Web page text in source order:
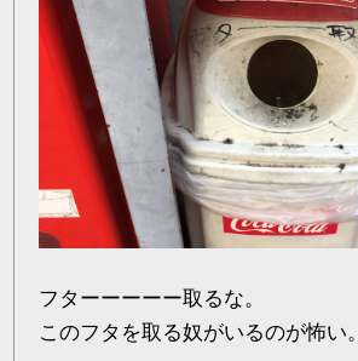
フターーーーー取るな。
このフタを取る奴がいるのが怖い。